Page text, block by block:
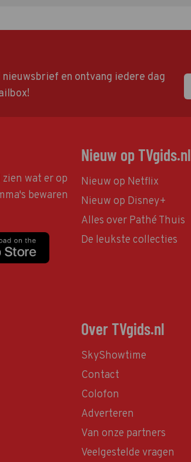
en ontvang iedere dag
wat er op
bewaren
Nieuw op TVgids.nl
Nieuw op Netflix
Nieuw op Disney+
Alles over Pathé Thuis
De leukste collecties
Over TVgids.nl
SkyShowtime
Contact
Colofon
Adverteren
Van onze partners
Veelgestelde vragen